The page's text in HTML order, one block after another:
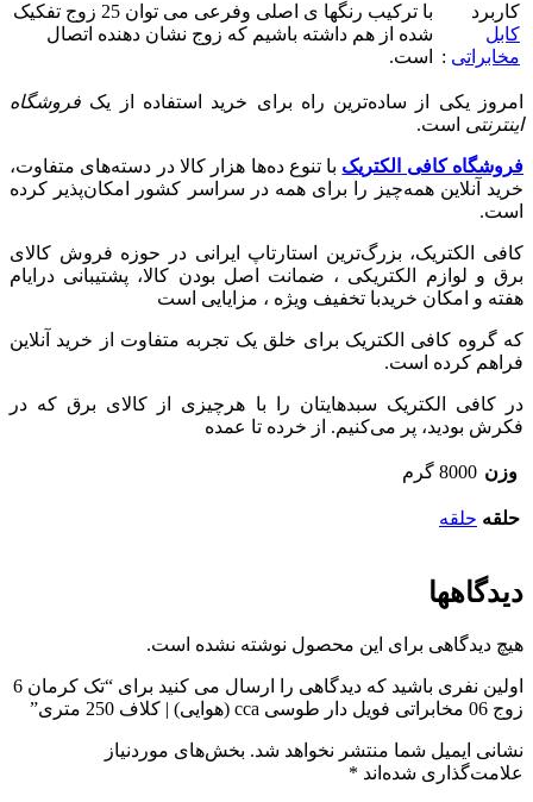
کاربرد
کابل
مخابراتی :
با ترکیب رنگها ی اصلی وفرعی می توان 25 زوج تفکیک
شده از هم داشته باشیم که زوج نشان دهنده اتصال
است.
امروز یکی از ساده‌ترین راه برای خرید استفاده از یک فروشگاه
اینترنتی است.
فروشگاه کافی الکتریک با تنوع ده‌ها هزار کالا در دسته‌های متفاوت،
خرید آنلاین همه‌چیز را برای همه در سراسر کشور امکان‌پذیر کرده
است.
کافی الکتریک، بزرگ‌ترین استارتاپ ایرانی در حوزه فروش کالای
برق و لوازم الکتریکی ،‌ ضمانت اصل بودن کالا، پشتیبانی درایام
هفته و امکان خریدبا تخفیف ویژه ، مزایایی است
که گروه کافی الکتریک برای خلق یک تجربه متفاوت از خرید آنلاین
فراهم کرده است.
در کافی الکتریک سبدهایتان را با هرچیزی از کالای برق که در
فکرش بودید، پر می‌کنیم. از خرده تا عمده
وزن 8000 گرم
حلقه حلقه
دیدگاهها
هیچ دیدگاهی برای این محصول نوشته نشده است.
اولین نفری باشید که دیدگاهی را ارسال می کنید برای “تک کرمان 6
زوج 06 مخابراتی فویل دار طوسی cca (هوایی) | کلاف 250 متری”
نشانی ایمیل شما منتشر نخواهد شد. بخش‌های موردنیاز
علامت‌گذاری شده‌اند *